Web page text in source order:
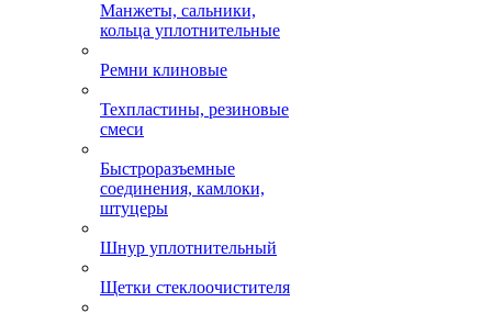
Манжеты, сальники,
кольца уплотнительные
Ремни клиновые
Техпластины, резиновые
смеси
Быстроразъемные
соединения, камлоки,
штуцеры
Шнур уплотнительный
Щетки стеклоочистителя